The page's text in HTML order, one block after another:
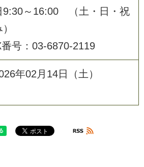
9:30～16:00 （土・日・祝
番号：03-6870-2119
年02月14日（土）